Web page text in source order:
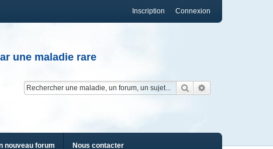
Connexion
Inscription
une maladie rare
Rechercher
nouveau forum Nous contacter